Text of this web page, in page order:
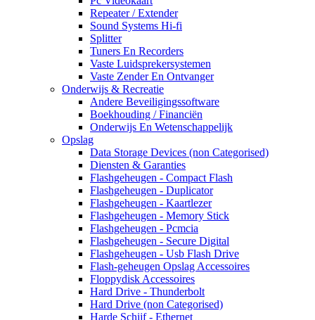
Repeater / Extender
Sound Systems Hi-fi
Splitter
Tuners En Recorders
Vaste Luidsprekersystemen
Vaste Zender En Ontvanger
Onderwijs & Recreatie
Andere Beveiligingssoftware
Boekhouding / Financiën
Onderwijs En Wetenschappelijk
Opslag
Data Storage Devices (non Categorised)
Diensten & Garanties
Flashgeheugen - Compact Flash
Flashgeheugen - Duplicator
Flashgeheugen - Kaartlezer
Flashgeheugen - Memory Stick
Flashgeheugen - Pcmcia
Flashgeheugen - Secure Digital
Flashgeheugen - Usb Flash Drive
Flash-geheugen Opslag Accessoires
Floppydisk Accessoires
Hard Drive - Thunderbolt
Hard Drive (non Categorised)
Harde Schijf - Ethernet